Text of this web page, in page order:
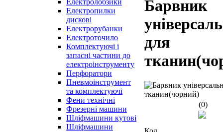
Електролобзики
Електропилки
дискові
Електрорубанки
Електроточило
Комплектуючі і
запасні частини до
електроінструменту
Перфоратори
Пневмоінструмент
та комплектуючі
Фени технічні
Фрезерні машини
Шліфмашини кутові
Шліфмашини
Барвник
для
(0)